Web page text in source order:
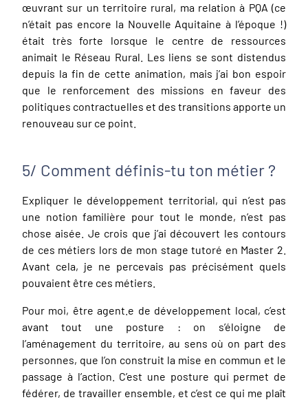
œuvrant sur un territoire rural, ma relation à PQA (ce
n’était pas encore la Nouvelle Aquitaine à l’époque !)
était très forte lorsque le centre de ressources
animait le Réseau Rural. Les liens se sont distendus
depuis la fin de cette animation, mais j’ai bon espoir
que le renforcement des missions en faveur des
politiques contractuelles et des transitions apporte un
renouveau sur ce point.
5/ Comment définis-tu ton métier ?
Expliquer le développement territorial, qui n’est pas
une notion familière pour tout le monde, n’est pas
chose aisée. Je crois que j’ai découvert les contours
de ces métiers lors de mon stage tutoré en Master 2.
Avant cela, je ne percevais pas précisément quels
pouvaient être ces métiers.
Pour moi, être agent.e de développement local, c’est
avant tout une posture : on s’éloigne de
l’aménagement du territoire, au sens où on part des
personnes, que l’on construit la mise en commun et le
passage à l’action. C’est une posture qui permet de
fédérer, de travailler ensemble, et c’est ce qui me plaît